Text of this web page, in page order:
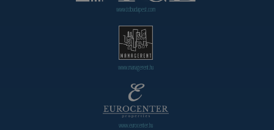
www.tclbudapest.com
www.managerent.hu
www.eurocenter.hu